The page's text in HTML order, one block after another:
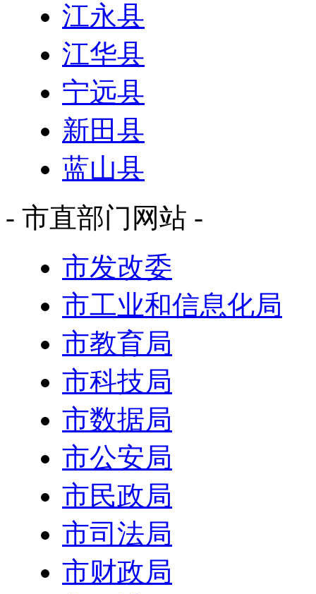
江永县
江华县
宁远县
新田县
蓝山县
- 市直部门网站 -
市发改委
市工业和信息化局
市教育局
市科技局
市数据局
市公安局
市民政局
市司法局
市财政局